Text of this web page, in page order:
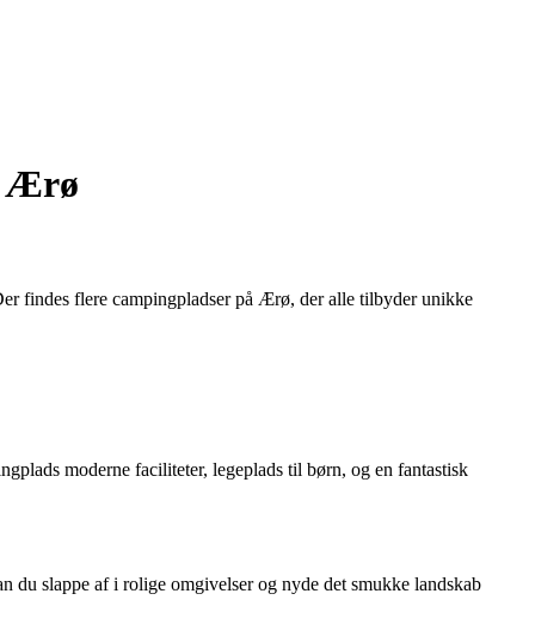
Ærø
findes flere campingpladser på Ærø, der alle tilbyder unikke
moderne faciliteter, legeplads til børn, og en fantastisk
du slappe af i rolige omgivelser og nyde det smukke landskab